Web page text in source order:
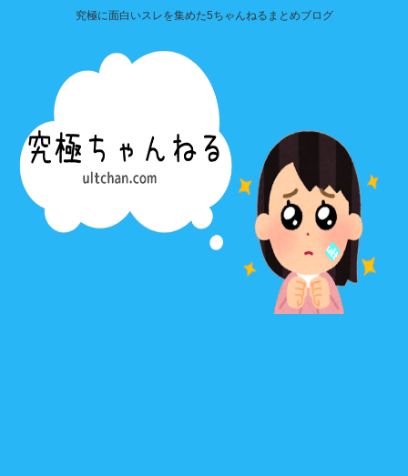
究極に面白いスレを集めた5ちゃんねるまとめブログ